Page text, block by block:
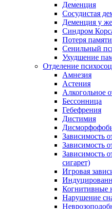
Деменция
Сосудистая
Деменция у
Синдром
Потеря
Сенильный
Ухудшение
Отделение
Амнезия
Астения
Алкогольное
Бессонница
Гебефрения
Дистимия
Зависимость
Зависимость
Зависимость
сигарет)
Игровая
Когнитивные
Нарушение